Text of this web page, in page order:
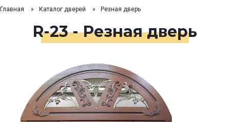
Главная Каталог дверей Резная дверь
R-23 - Резная дверь